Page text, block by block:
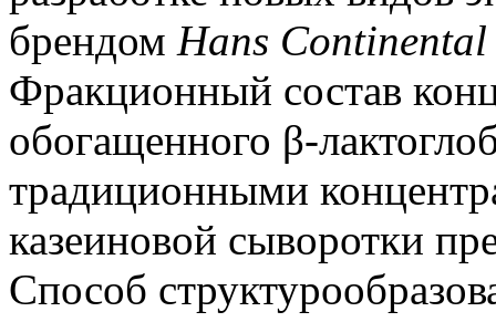
брендом Hans
Фракционный состав
обогащенного β-
традиционными
казеиновой сыворотки
Способ